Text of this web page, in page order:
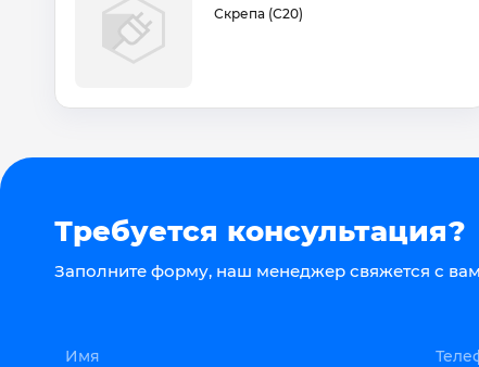
Скрепа (С20)
Требуется консультация?
Заполните форму, наш менеджер свяжется с
Имя